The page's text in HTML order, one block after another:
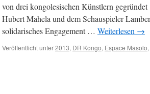
von drei kongolesischen Künstlern
Hubert Mahela und dem Schauspieler
solidarisches Engagement … Weiterlesen →
Veröffentlicht unter2013, DR Kongo, Espace Masolo,